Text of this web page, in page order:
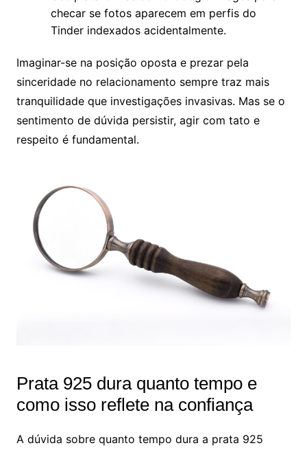
checar se fotos aparecem em perfis do
Tinder indexados acidentalmente.
Imaginar-se na posição oposta e prezar pela
sinceridade no relacionamento sempre traz mais
tranquilidade que investigações invasivas. Mas se o
sentimento de dúvida persistir, agir com tato e
respeito é fundamental.
Prata 925 dura quanto tempo e
como isso reflete na confiança
A dúvida sobre quanto tempo dura a prata 925